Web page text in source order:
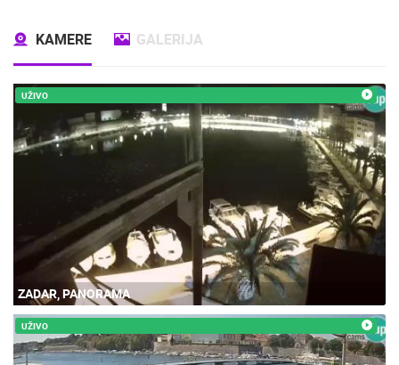
KAMERE GALERIJA
UŽIVO
ZADAR, PANORAMA
UŽIVO